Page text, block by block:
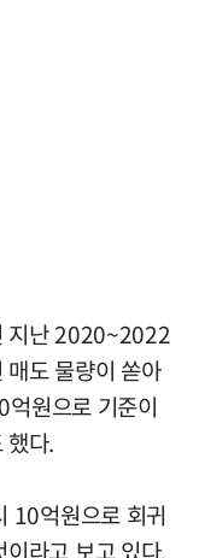
지난 2020~2022
도 물량이 쏟아
원으로 기준이
했다.
10억원으로 회귀
라고 보고 있다.